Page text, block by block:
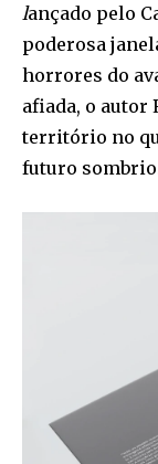
lançado pelo
poderosa
horrores do
afiada, o autor
território no
futuro